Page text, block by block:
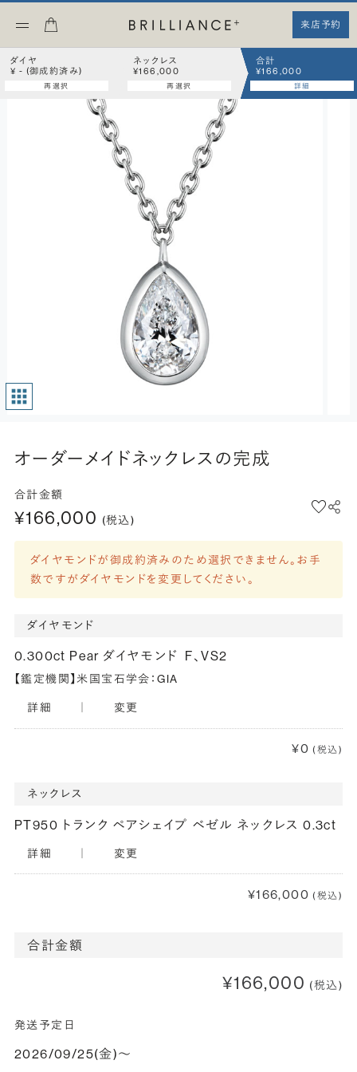
来店予約
ダイヤ
¥ - (御成約済み)
再選択
ネックレス
¥166,000
再選択
合計
¥166,000
詳細
オーダーメイドネックレスの完成
合計金額
¥166,000 (税込)
ダイヤモンドが御成約済みのため選択できません。お手
数ですがダイヤモンドを変更してください。
ダイヤモンド
0.300ct Pear ダイヤモンド F、VS2
【鑑定機関】米国宝石学会：GIA
詳細 変更
¥0 (税込)
ネックレス
PT950 トランク ペアシェイプ ベゼル ネックレス 0.3ct
詳細 変更
¥166,000 (税込)
合計金額
¥166,000 (税込)
発送予定日
2026/09/25(金)〜